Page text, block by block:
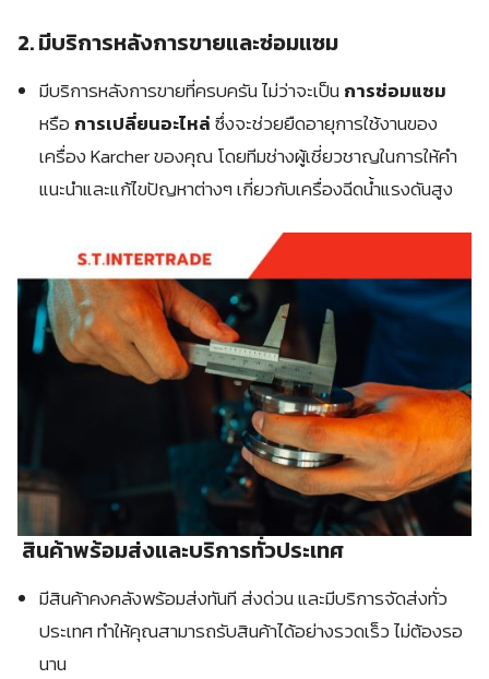
2. มีบริการหลังการขายและซ่อมแซม
มีบริการหลังการขายที่ครบครัน ไม่ว่าจะเป็น การซ่อมแซม
หรือ การเปลี่ยนอะไหล่ซึ่งจะช่วยยืดอายุการใช้งานของ
เครื่อง Karcher ของคุณ โดยทีมช่างผู้เชี่ยวชาญในการให้คำ
แนะนำและแก้ไขปัญหาต่างๆ เกี่ยวกับเครื่องฉีดน้ำแรงดันสูง
สินค้าพร้อมส่งและบริการทั่วประเทศ
มีสินค้าคงคลังพร้อมส่งทันที ส่งด่วน และมีบริการจัดส่งทั่ว
ประเทศ ทำให้คุณสามารถรับสินค้าได้อย่างรวดเร็ว ไม่ต้องรอ
นาน